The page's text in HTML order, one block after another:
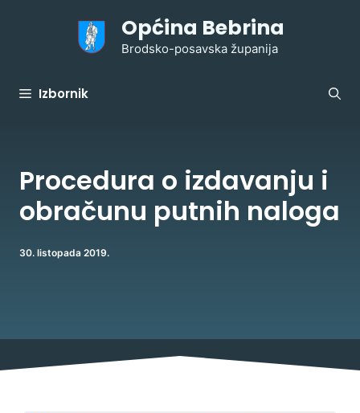
Općina Bebrina
Brodsko-posavska županija
Izbornik
Procedura o izdavanju i
obračunu putnih naloga
30. listopada 2019.